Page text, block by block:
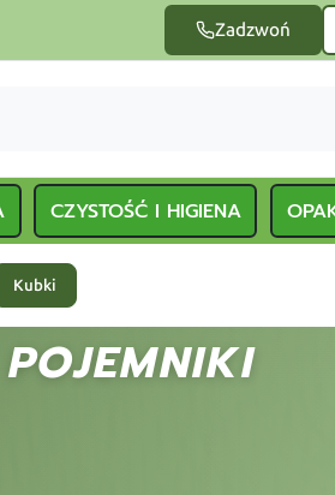
Zadzwoń
CZYSTOŚĆ I HIGIENA
Kubki